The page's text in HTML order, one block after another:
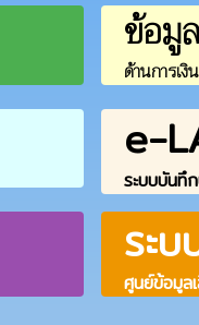
ข้อมูล
ด้านการเ
e-
ระบบบัน
ระบ
ศูนย์ข้อมูล